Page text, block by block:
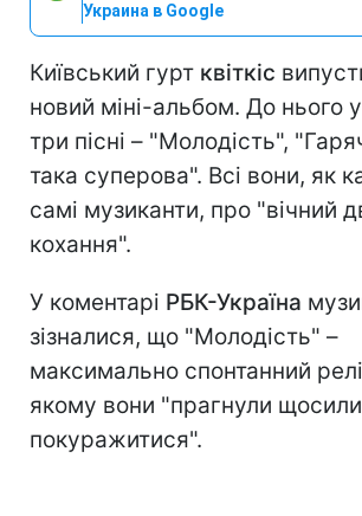
Украина в Google
Київський гурт квіткіс
новий міні-альбом. До нього
три пісні – "Молодість",
така суперова". Всі вони, як
самі музиканти, про "вічний
кохання".
У коментарі РБК-Україна
зізналися, що "Молодість" –
максимально спонтанний
якому вони "прагнули щосили
покуражитися".